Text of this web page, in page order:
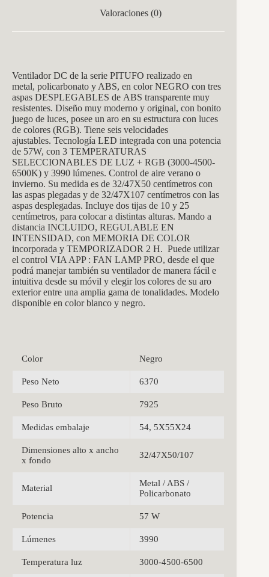
Valoraciones (0)
Ventilador DC de la serie PITUFO realizado en
metal, policarbonato y ABS, en color NEGRO con tres
aspas DESPLEGABLES de ABS transparente muy
resistentes. Diseño muy moderno y original, con bonito
juego de luces, posee un aro en su estructura con luces
de colores (RGB). Tiene seis velocidades
ajustables. Tecnología LED integrada con una potencia
de 57W, con 3 TEMPERATURAS
SELECCIONABLES DE LUZ + RGB (3000-4500-
6500K) y 3990 lúmenes. Control de aire verano o
invierno. Su medida es de 32/47X50 centímetros con
las aspas plegadas y de 32/47X107 centímetros con las
aspas desplegadas. Incluye dos tijas de 10 y 25
centímetros, para colocar a distintas alturas. Mando a
distancia INCLUIDO, REGULABLE EN
INTENSIDAD, con MEMORIA DE COLOR
incorporada y TEMPORIZADOR 2 H. Puede utilizar
el control VIA APP : FAN LAMP PRO, desde el que
podrá manejar también su ventilador de manera fácil e
intuitiva desde su móvil y elegir los colores de su aro
exterior entre una amplia gama de tonalidades. Modelo
disponible en color blanco y negro.
Color Negro
Peso Neto 6370
Peso Bruto 7925
Medidas embalaje 54, 5X55X24
Dimensiones alto x ancho
x fondo
32/47X50/107
Material
Metal / ABS /
Policarbonato
Potencia 57 W
Lúmenes 3990
Temperatura luz 3000-4500-6500